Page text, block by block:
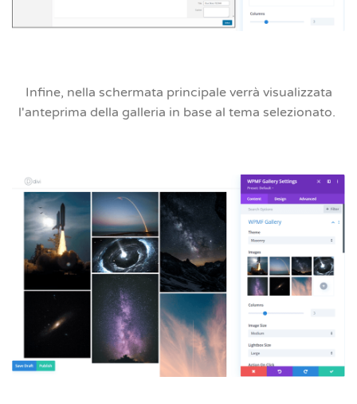
Infine, nella schermata principale verrà visualizzata
l'anteprima della galleria in base al tema selezionato.